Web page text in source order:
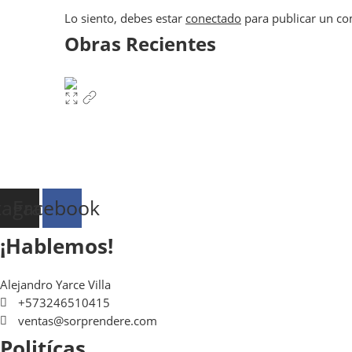
Lo siento, debes estar conectado para publicar un
Obras Recientes
Facebook
¡Hablemos!
Alejandro Yarce Villa
+573246510415
ventas@sorprendere.com